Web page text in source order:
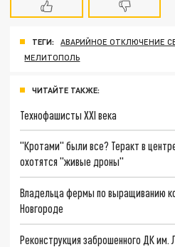
ТЕГИ: АВАРИЙНОЕ ОТКЛЮЧЕНИЕ
МЕЛИТОПОЛЬ
ЧИТАЙТЕ ТАКЖЕ:
Технофашисты XXI века
"Кротами" были все? Теракт в
охотятся "живые дроны"
Владельца фермы по выращиванию
Новгороде
Реконструкция заброшенного ДК им.